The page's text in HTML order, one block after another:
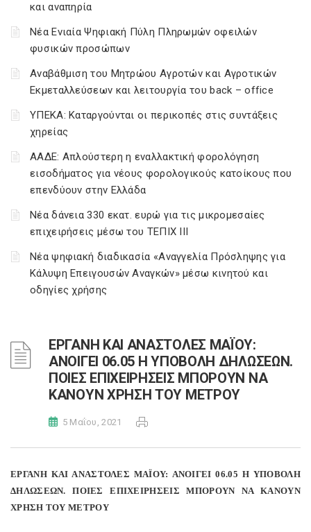
και αναπηρία
Νέα Ενιαία Ψηφιακή Πύλη Πληρωμών οφειλών
φυσικών προσώπων
Αναβάθμιση του Μητρώου Αγροτών και Αγροτικών
Εκμεταλλεύσεων και λειτουργία του back – office
ΥΠΕΚΑ: Καταργούνται οι περικοπές στις συντάξεις
χηρείας
ΑΑΔΕ: Απλούστερη η εναλλακτική φορολόγηση
εισοδήματος για νέους φορολογικούς κατοίκους που
επενδύουν στην Ελλάδα
Νέα δάνεια 330 εκατ. ευρώ για τις μικρομεσαίες
επιχειρήσεις μέσω του ΤΕΠΙΧ ΙΙΙ
Νέα ψηφιακή διαδικασία «Αναγγελία Πρόσληψης για
Κάλυψη Επειγουσών Αναγκών» μέσω κινητού και
οδηγίες χρήσης
ΕΡΓΑΝΗ ΚΑΙ ΑΝΑΣΤΟΛΕΣ ΜΑΪΟΥ:
ΑΝΟΙΓΕΙ 06.05 Η ΥΠΟΒΟΛΗ ΔΗΛΩΣΕΩΝ.
ΠΟΙΕΣ ΕΠΙΧΕΙΡΗΣΕΙΣ ΜΠΟΡΟΥΝ ΝΑ
ΚΑΝΟΥΝ ΧΡΗΣΗ ΤΟΥ ΜΕΤΡΟΥ
5 Μαΐου, 2021
ΕΡΓΑΝΗ ΚΑΙ ΑΝΑΣΤΟΛΕΣ ΜΑΪΟΥ: ΑΝΟΙΓΕΙ 06.05 Η ΥΠΟΒΟΛΗ
ΔΗΛΩΣΕΩΝ. ΠΟΙΕΣ ΕΠΙΧΕΙΡΗΣΕΙΣ ΜΠΟΡΟΥΝ ΝΑ ΚΑΝΟΥΝ
ΧΡΗΣΗ ΤΟΥ ΜΕΤΡΟΥ